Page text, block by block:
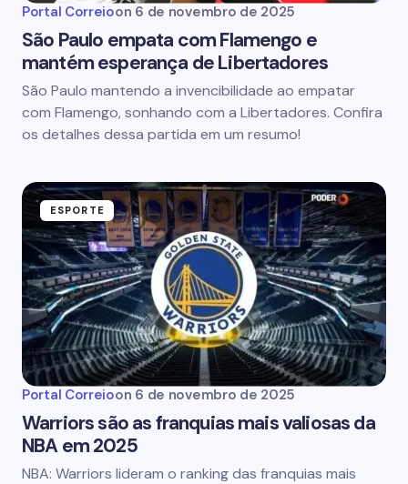
Portal Correioon 6 de novembro de 2025
São Paulo empata com Flamengo e
mantém esperança de Libertadores
São Paulo mantendo a invencibilidade ao empatar
com Flamengo, sonhando com a Libertadores. Confira
os detalhes dessa partida em um resumo!
ESPORTE
Portal Correioon 6 de novembro de 2025
Warriors são as franquias mais valiosas da
NBA em 2025
NBA: Warriors lideram o ranking das franquias mais